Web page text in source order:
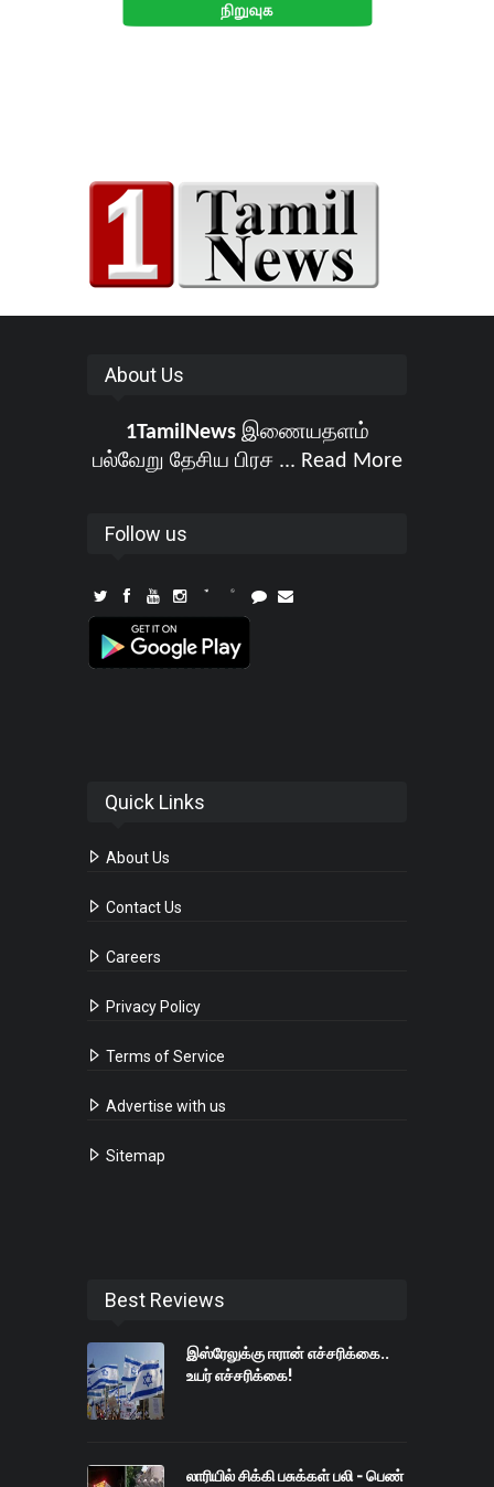
About Us
1TamilNewsஇணையதளம்
பல்வேறு தேசிய பிரச ... Read More
Follow us
Quick Links
About Us
Contact Us
Careers
Privacy Policy
Terms of Service
Advertise with us
Sitemap
Best Reviews
இஸ்ரேலுக்கு ஈரான் எச்சரிக்கை..
உயர் எச்சரிக்கை!
லாரியில் சிக்கி பசுக்கள் பலி - பெண்